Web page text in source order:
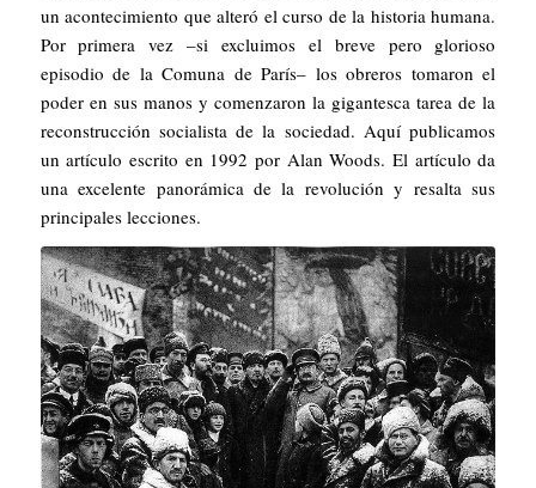
un acontecimiento que alteró el curso de la historia humana.
Por primera vez –si excluimos el breve pero glorioso
episodio de la Comuna de París– los obreros tomaron el
poder en sus manos y comenzaron la gigantesca tarea de la
reconstrucción socialista de la sociedad. Aquí publicamos
un artículo escrito en 1992 por Alan Woods. El artículo da
una excelente panorámica de la revolución y resalta sus
principales lecciones.